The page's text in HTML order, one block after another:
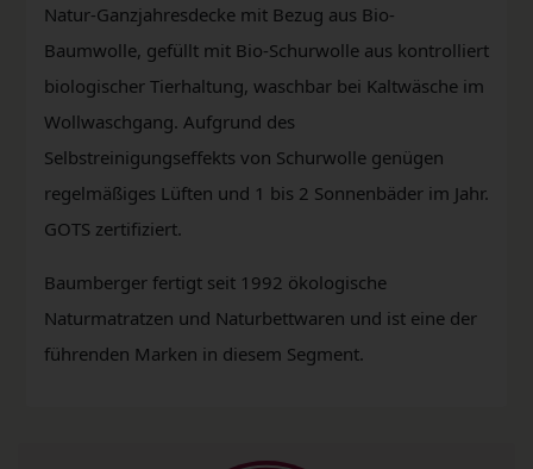
Natur-Ganzjahresdecke mit Bezug aus Bio-
Baumwolle, gefüllt mit Bio-Schurwolle aus kontrolliert
biologischer Tierhaltung, waschbar bei Kaltwäsche im
Wollwaschgang. Aufgrund des
Selbstreinigungseffekts von Schurwolle genügen
regelmäßiges Lüften und 1 bis 2 Sonnenbäder im Jahr.
GOTS zertifiziert.
Baumberger fertigt seit 1992 ökologische
Naturmatratzen und Naturbettwaren und ist eine der
führenden Marken in diesem Segment.